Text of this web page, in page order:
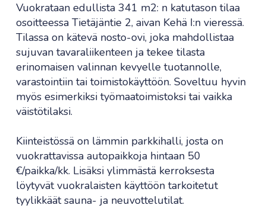
Vuokrataan edullista 341 m2: n katutason tilaa
osoitteessa Tietäjäntie 2, aivan Kehä I:n vieressä.
Tilassa on kätevä nosto-ovi, joka mahdollistaa
sujuvan tavaraliikenteen ja tekee tilasta
erinomaisen valinnan kevyelle tuotannolle,
varastointiin tai toimistokäyttöön. Soveltuu hyvin
myös esimerkiksi työmaatoimistoksi tai vaikka
väistötilaksi.
Kiinteistössä on lämmin parkkihalli, josta on
vuokrattavissa autopaikkoja hintaan 50
€/paikka/kk. Lisäksi ylimmästä kerroksesta
löytyvät vuokralaisten käyttöön tarkoitetut
tyylikkäät sauna- ja neuvottelutilat.